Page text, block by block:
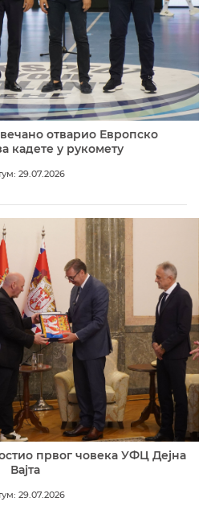
отварио Европско
кадете у рукомету
29.07.2026
првог човека УФЦ Дејна
Вајта
29.07.2026